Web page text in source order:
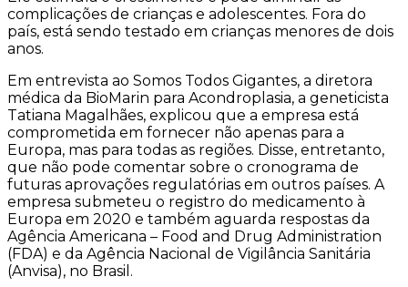
complicações de crianças e adolescentes. Fora do
país, está sendo testado em crianças menores de dois
anos.
Em entrevista ao Somos Todos Gigantes, a diretora
médica da BioMarin para Acondroplasia, a geneticista
Tatiana Magalhães, explicou que a empresa está
comprometida em fornecer não apenas para a
Europa, mas para todas as regiões. Disse, entretanto,
que não pode comentar sobre o cronograma de
futuras aprovações regulatórias em outros países. A
empresa submeteu o registro do medicamento à
Europa em 2020 e também aguarda respostas da
Agência Americana – Food and Drug Administration
(FDA) e da Agência Nacional de Vigilância Sanitária
(Anvisa), no Brasil.